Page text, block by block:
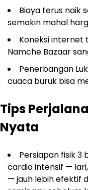
Biaya terus naik
semakin mahal
Koneksi internet
Namche Bazaar
Penerbangan
cuaca buruk bisa
Tips
Nyata
Persiapan fisik 3
cardio intensif —
— jauh lebih efektif